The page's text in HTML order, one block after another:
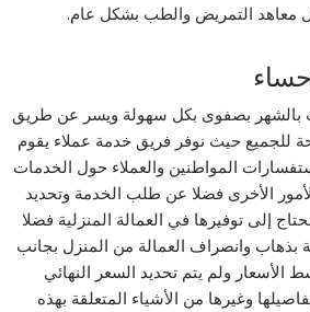
معاهد التمريض والطب بشكل عام.
بالشهر بصفوى بكل سهولة ويسر عن طريق
للجميع حيث نوفر فريق خدمة عملاء يقوم
المواطنين والعملاء حول الخدمات
الأخرى فضلا عن طلب الخدمة وتحديد
إلى توفيرها في العمالة المنزلية فضلا
بذهاب وانصراف العمالة من المنزل بجانب
الأسعار ولم يتم تحديد السعر النهائي
وغيرها من الأشياء المتعلقة بهذه